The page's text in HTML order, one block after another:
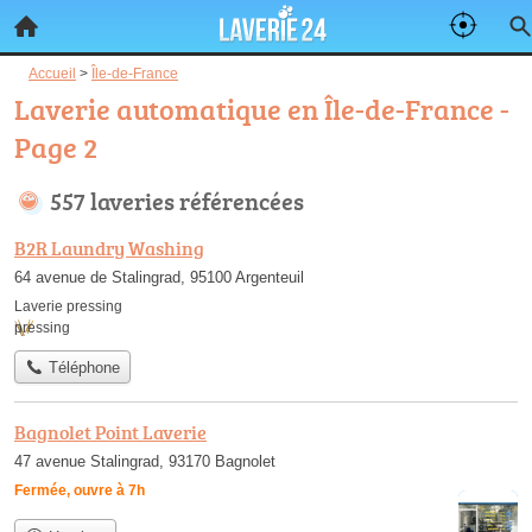
Accueil > Île-de-France
Laverie automatique en Île-de-France -
Page 2
557 laveries référencées
B2R Laundry Washing
64 avenue de Stalingrad, 95100 Argenteuil
Laverie pressing
pressing
Téléphone
Bagnolet Point Laverie
47 avenue Stalingrad, 93170 Bagnolet
Fermée, ouvre à 7h